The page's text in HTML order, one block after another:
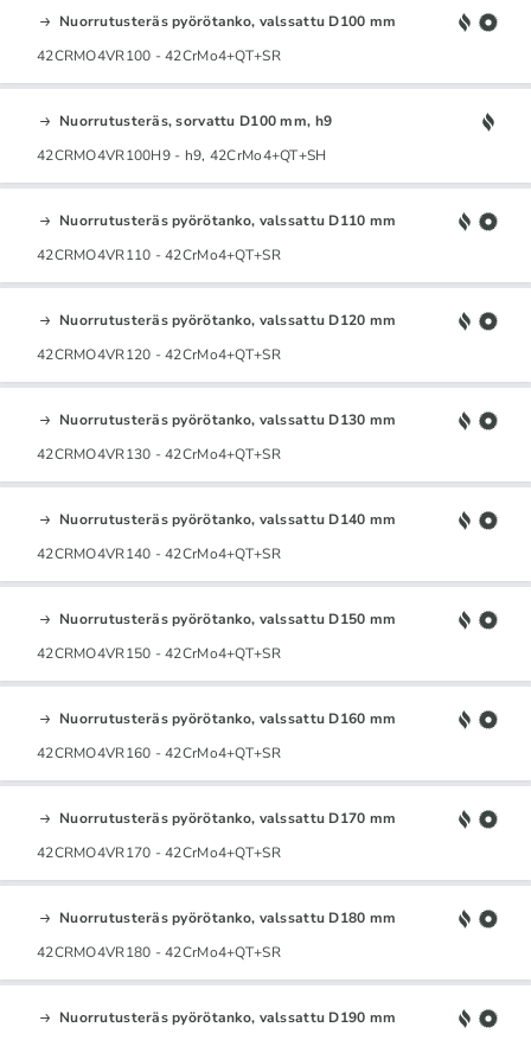
Nuorrutusteräs pyörötanko, valssattu D100 mm
42CRMO4VR100 - 42CrMo4+QT+SR
Nuorrutusteräs, sorvattu D100 mm, h9
42CRMO4VR100H9 - h9, 42CrMo4+QT+SH
Nuorrutusteräs pyörötanko, valssattu D110 mm
42CRMO4VR110 - 42CrMo4+QT+SR
Nuorrutusteräs pyörötanko, valssattu D120 mm
42CRMO4VR120 - 42CrMo4+QT+SR
Nuorrutusteräs pyörötanko, valssattu D130 mm
42CRMO4VR130 - 42CrMo4+QT+SR
Nuorrutusteräs pyörötanko, valssattu D140 mm
42CRMO4VR140 - 42CrMo4+QT+SR
Nuorrutusteräs pyörötanko, valssattu D150 mm
42CRMO4VR150 - 42CrMo4+QT+SR
Nuorrutusteräs pyörötanko, valssattu D160 mm
42CRMO4VR160 - 42CrMo4+QT+SR
Nuorrutusteräs pyörötanko, valssattu D170 mm
42CRMO4VR170 - 42CrMo4+QT+SR
Nuorrutusteräs pyörötanko, valssattu D180 mm
42CRMO4VR180 - 42CrMo4+QT+SR
Nuorrutusteräs pyörötanko, valssattu D190 mm